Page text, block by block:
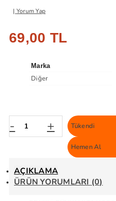
Yorum Yap
69,00 TL
Marka
Diğer
- + Tükendi
Hemen Al
AÇIKLAMA
ÜRÜN YORUMLARI (0)